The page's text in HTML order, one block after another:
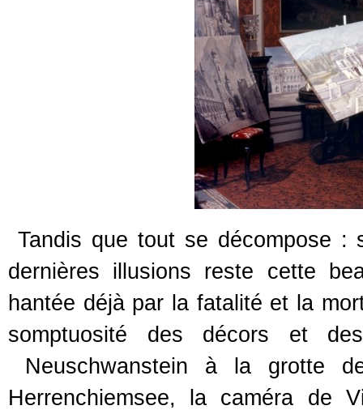
Tandis que tout se décompose :
dernières illusions reste cette
hantée déjà par la fatalité et la
somptuosité des décors et
Neuschwanstein à la grotte
Herrenchiemsee, la caméra de